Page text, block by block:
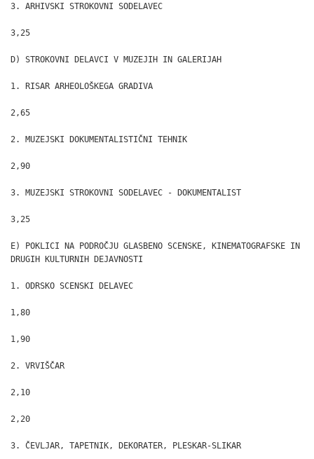
3. ARHIVSKI STROKOVNI SODELAVEC
3,25
D) STROKOVNI DELAVCI V MUZEJIH IN GALERIJAH
1. RISAR ARHEOLOŠKEGA GRADIVA
2,65
2. MUZEJSKI DOKUMENTALISTIČNI TEHNIK
2,90
3. MUZEJSKI STROKOVNI SODELAVEC - DOKUMENTALIST
3,25
E) POKLICI NA PODROČJU GLASBENO SCENSKE, KINEMATOGRAFSKE IN
DRUGIH KULTURNIH DEJAVNOSTI
1. ODRSKO SCENSKI DELAVEC
1,80
1,90
2. VRVIŠČAR
2,10
2,20
3. ČEVLJAR, TAPETNIK, DEKORATER, PLESKAR-SLIKAR